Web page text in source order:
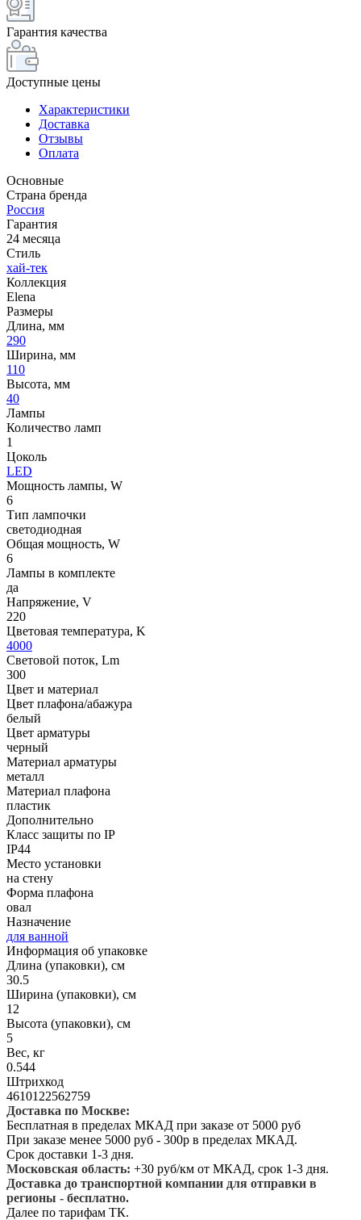
Гарантия качества
Доступные цены
Характеристики
Доставка
Отзывы
Оплата
Основные
Страна бренда
Россия
Гарантия
24 месяца
Стиль
хай-тек
Коллекция
Elena
Размеры
Длина, мм
290
Ширина, мм
110
Высота, мм
40
Лампы
Количество ламп
1
Цоколь
LED
Мощность лампы, W
6
Тип лампочки
светодиодная
Общая мощность, W
6
Лампы в комплекте
да
Напряжение, V
220
Цветовая температура, K
4000
Световой поток, Lm
300
Цвет и материал
Цвет плафона/абажура
белый
Цвет арматуры
черный
Материал арматуры
металл
Материал плафона
пластик
Дополнительно
Класс защиты по IP
IP44
Место установки
на стену
Форма плафона
овал
Назначение
для ванной
Информация об упаковке
Длина (упаковки), см
30.5
Ширина (упаковки), см
12
Высота (упаковки), см
5
Вес, кг
0.544
Штрихкод
4610122562759
Доставка по Москве:
Бесплатная в пределах МКАД при заказе от 5000 руб
При заказе менее 5000 руб - 300р в пределах МКАД.
Срок доставки 1-3 дня.
Московская область: +30 руб/км от МКАД, срок 1-3 дня.
Доставка до транспортной компании для отправки в
регионы - бесплатно.
Далее по тарифам ТК.